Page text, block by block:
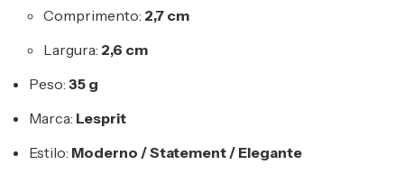
Comprimento: 2,7 cm
Largura: 2,6 cm
Peso: 35 g
Marca: Lesprit
Estilo: Moderno / Statement / Elegante